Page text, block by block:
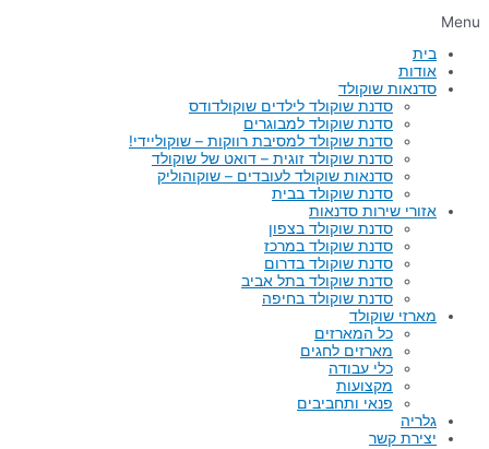
Menu
בית
אודות
סדנאות שוקולד
סדנת שוקולד לילדים שוקולדודס
סדנת שוקולד למבוגרים
סדנת שוקולד למסיבת רווקות – שוקוליידי!
סדנת שוקולד זוגית – דואט של שוקולד
סדנאות שוקולד לעובדים – שוקוהוליק
סדנת שוקולד בבית
אזורי שירות סדנאות
סדנת שוקולד בצפון
סדנת שוקולד במרכז
סדנת שוקולד בדרום
סדנת שוקולד בתל אביב
סדנת שוקולד בחיפה
מארזי שוקולד
כל המארזים
מארזים לחגים
כלי עבודה
מקצועות
פנאי ותחביבים
גלריה
יצירת קשר